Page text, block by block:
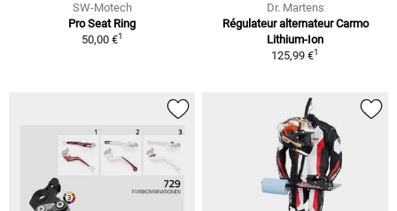
SW-Motech
Pro Seat Ring
50,00 €1
Dr. Martens
Régulateur alternateur Carmo
Lithium-Ion
125,99 €1